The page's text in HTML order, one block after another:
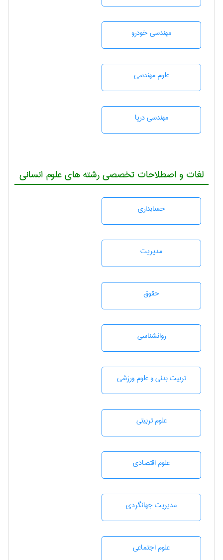
مهندسی خودرو
علوم مهندسی
مهندسی دریا
لغات و اصطلاحات تخصصی رشته های علوم انسانی
حسابداری
مديريت
حقوق
روانشناسی
تربيت بدنی و علوم ورزشی
علوم تربيتی
علوم اقتصادی
مديريت جهانگردی
علوم اجتماعی